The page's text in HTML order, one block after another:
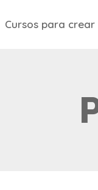
Cursos para crear